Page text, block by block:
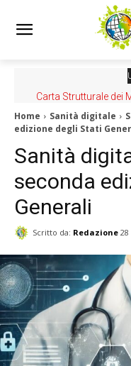
Carta Strutturale dei
Home Sanità digitale
edizione degli Stati
Sanità
seconda
Generali
Scritto da: Redazione 28